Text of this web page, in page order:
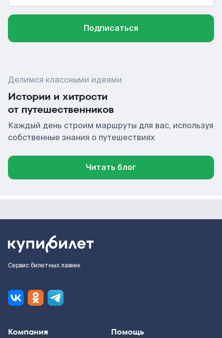
Подписаться
Делимся классными идеями
Истории и хитрости
от путешественников
Каждый день строим маршруты для вас, используя
собственные знания о путешествиях
Читать блог
Сервис билетных лазеек
Компания Помощь